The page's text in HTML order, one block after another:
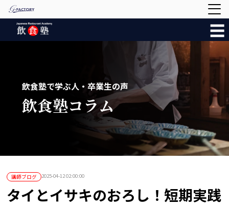
☰
飲食塾で学ぶ人・卒業生の声
飲食塾コラム
講師ブログ 2025-04-12 02:00:00
タイとイサキのおろし！短期実践